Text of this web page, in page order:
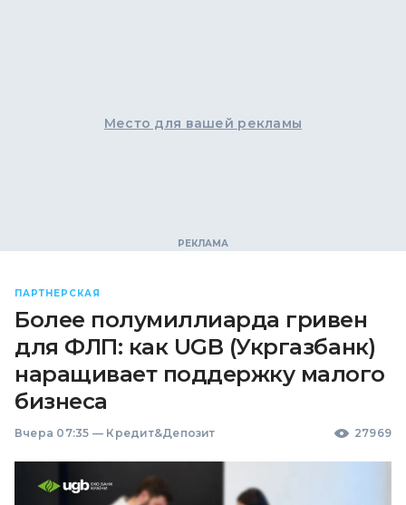
Место для вашей рекламы
ПАРТНЕРСКАЯ
Более полумиллиарда гривен
для ФЛП: как UGB (Укргазбанк)
наращивает поддержку малого
бизнеса
Вчера 07:35 — Кредит&Депозит 27969